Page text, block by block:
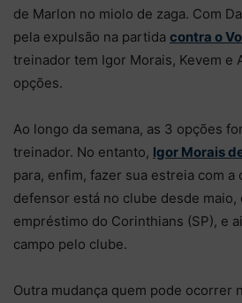
de Marlon no miolo de zaga. Com
pela expulsão na partida contra o
treinador tem Igor Morais, Kevem e
opções.
Ao longo da semana, as 3 opções
treinador. No entanto, Igor Morais
para, enfim, fazer sua estreia com a
defensor está no clube desde maio,
empréstimo do Corinthians (SP), e
campo pelo clube.
Outra mudança quem pode ocorrer